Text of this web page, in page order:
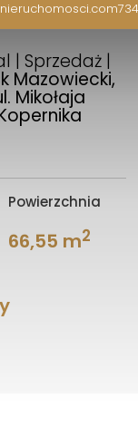
| Sprzedaż |
Mazowiecki,
Mikołaja
Powierzchnia
66,55 m2